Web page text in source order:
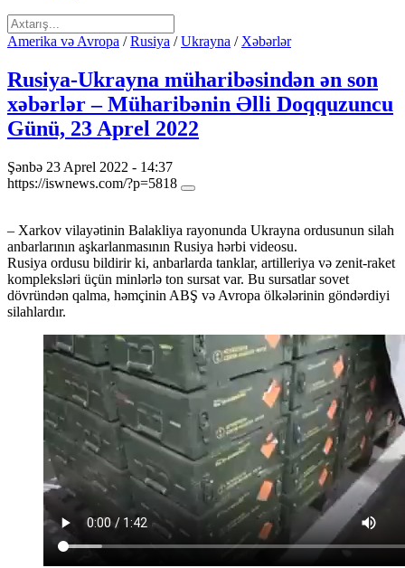
Amerika və Avropa /Rusiya /Ukrayna / Xəbərlər
Rusiya-Ukrayna müharibəsindən ən son
xəbərlər – Müharibənin Əlli Doqquzuncu
Günü, 23 Aprel 2022
Şənbə 23 Aprel 2022 - 14:37
https://iswnews.com/?p=5818
– Xarkov vilayətinin Balakliya rayonunda Ukrayna ordusunun silah
anbarlarının aşkarlanmasının Rusiya hərbi videosu.
Rusiya ordusu bildirir ki, anbarlarda tanklar, artilleriya və zenit-raket
kompleksləri üçün minlərlə ton sursat var. Bu sursatlar sovet
dövründən qalma, həmçinin ABŞ və Avropa ölkələrinin göndərdiyi
silahlardır.